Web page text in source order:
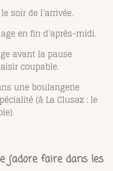
soir de l’arrivée.
en fin d’après-midi.
avant la pause
coupable.
une boulangerie
(à La Clusaz : le
j’adore faire dans les